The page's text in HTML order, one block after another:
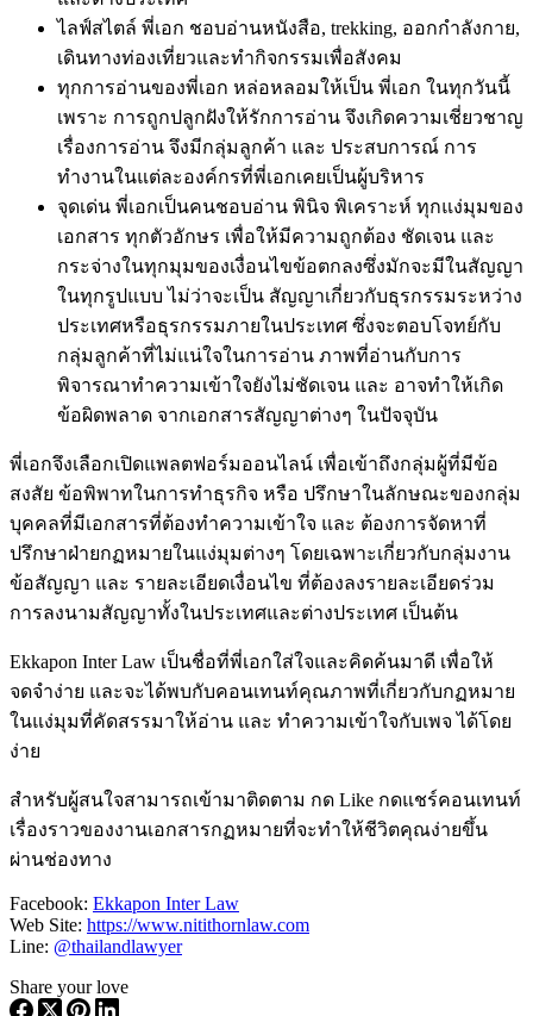
ไลฟ์สไตล์ พี่เอก ชอบอ่านหนังสือ, trekking, ออกกำลังกาย,
เดินทางท่องเที่ยวและทำกิจกรรมเพื่อสังคม
ทุกการอ่านของพี่เอก หล่อหลอมให้เป็น พี่เอก ในทุกวันนี้
เพราะ การถูกปลูกฝังให้รักการอ่าน จึงเกิดความเชี่ยวชาญ
เรื่องการอ่าน จึงมีกลุ่มลูกค้า และ ประสบการณ์ การ
ทำงานในแต่ละองค์กรที่พี่เอกเคยเป็นผู้บริหาร
จุดเด่น พี่เอกเป็นคนชอบอ่าน พินิจ พิเคราะห์ ทุกแง่มุมของ
เอกสาร ทุกตัวอักษร เพื่อให้มีความถูกต้อง ชัดเจน และ
กระจ่างในทุกมุมของเงื่อนไขข้อตกลงซึ่งมักจะมีในสัญญา
ในทุกรูปแบบ ไม่ว่าจะเป็น สัญญาเกี่ยวกับธุรกรรมระหว่าง
ประเทศหรือธุรกรรมภายในประเทศ ซึ่งจะตอบโจทย์กับ
กลุ่มลูกค้าที่ไม่แน่ใจในการอ่าน ภาพที่อ่านกับการ
พิจารณาทำความเข้าใจยังไม่ชัดเจน และ อาจทำให้เกิด
ข้อผิดพลาด จากเอกสารสัญญาต่างๆ ในปัจจุบัน
พี่เอกจึงเลือกเปิดแพลตฟอร์มออนไลน์ เพื่อเข้าถึงกลุ่มผู้ที่มีข้อ
สงสัย ข้อพิพาทในการทำธุรกิจ หรือ ปรึกษาในลักษณะของกลุ่ม
บุคคลที่มีเอกสารที่ต้องทำความเข้าใจ และ ต้องการจัดหาที่
ปรึกษาฝ่ายกฏหมายในแง่มุมต่างๆ โดยเฉพาะเกี่ยวกับกลุ่มงาน
ข้อสัญญา และ รายละเอียดเงื่อนไข ที่ต้องลงรายละเอียดร่วม
การลงนามสัญญาทั้งในประเทศและต่างประเทศ เป็นต้น
Ekkapon Inter Law เป็นชื่อที่พี่เอกใส่ใจและคิดค้นมาดี เพื่อให้
จดจำง่าย และจะได้พบกับคอนเทนท์คุณภาพที่เกี่ยวกับกฏหมาย
ในแง่มุมที่คัดสรรมาให้อ่าน และ ทำความเข้าใจกับเพจ ได้โดย
ง่าย
สำหรับผู้สนใจสามารถเข้ามาติดตาม กด Like กดแชร์คอนเทนท์
เรื่องราวของงานเอกสารกฏหมายที่จะทำให้ชีวิตคุณง่ายขึ้น
ผ่านช่องทาง
Facebook: Ekkapon Inter Law
Web Site: https://www.nitithornlaw.com
Line: @thailandlawyer
Share your love